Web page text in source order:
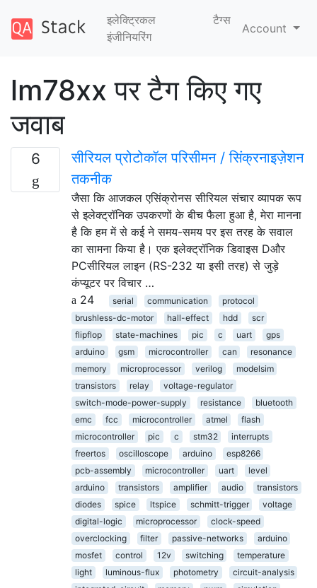
इलेक्ट्रिकल
इंजीनियरिंग
टैग्‍स
Account
lm78xx पर टैग किए गए
जवाब
6
सीरियल प्रोटोकॉल परिसीमन / सिंक्रनाइज़ेशन
तकनीक
जैसा कि आजकल एसिंक्रोनस सीरियल संचार व्यापक रूप
से इलेक्ट्रॉनिक उपकरणों के बीच फैला हुआ है, मेरा मानना ​​
है कि हम में से कई ने समय-समय पर इस तरह के सवाल
का सामना किया है। एक इलेक्ट्रॉनिक डिवाइस Dऔर
PCसीरियल लाइन (RS-232 या इसी तरह) से जुड़े
कंप्यूटर पर विचार …
24
serial communication
protocol
brushless-dc-motor
hall-effect hdd
scr
flipflop
state-machines pic c uart
gps
arduino
gsm microcontroller can
resonance
memory
microprocessor verilog
modelsim
transistors
relay
voltage-regulator
switch-mode-power-supply
resistance
bluetooth
emc
fcc microcontroller atmel
flash
microcontroller
pic c stm32
interrupts
freertos
oscilloscope arduino
esp8266
pcb-assembly
microcontroller uart
level
arduino
transistors amplifier audio
transistors
diodes
spice ltspice schmitt-trigger
voltage
digital-logic
microprocessor
clock-speed
overclocking
filter passive-networks
arduino
mosfet
control 12v switching
temperature
light
luminous-flux photometry
circuit-analysis